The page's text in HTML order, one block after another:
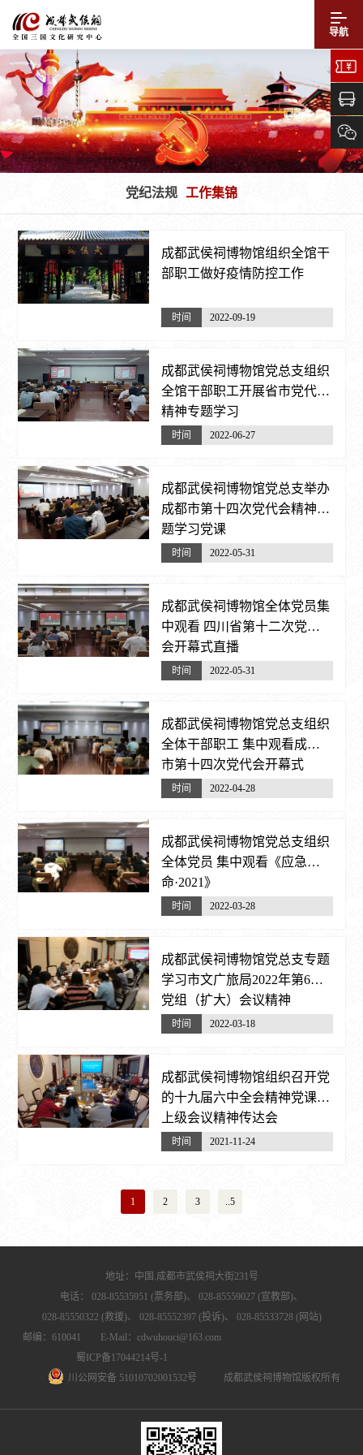
导航
党纪法规 工作集锦
成都武侯祠博物馆组织全馆干
部职工做好疫情防控工作
时间 2022-09-19
成都武侯祠博物馆党总支组织
全馆干部职工开展省市党代会
精神专题学习
时间 2022-06-27
成都武侯祠博物馆党总支举办
成都市第十四次党代会精神专
题学习党课
时间 2022-05-31
成都武侯祠博物馆全体党员集
中观看 四川省第十二次党代
会开幕式直播
时间 2022-05-31
成都武侯祠博物馆党总支组织
全体干部职工 集中观看成都
市第十四次党代会开幕式
时间 2022-04-28
成都武侯祠博物馆党总支组织
全体党员 集中观看《应急使
命·2021》
时间 2022-03-28
成都武侯祠博物馆党总支专题
学习市文广旅局2022年第6次
党组（扩大）会议精神
时间 2022-03-18
成都武侯祠博物馆组织召开党
的十九届六中全会精神党课暨
上级会议精神传达会
时间 2021-11-24
1 2 3 ..5
地址：中国.成都市武侯祠大街231号
电话：
028-85535951 (票务部)、
028-85559027 (宣教部)、
028-85550322 (救援)、
028-85552397 (投诉)、
028-85533728 (网站)
邮编：610041 E-Mail：cdwuhouci@163.com
蜀ICP备17044214号-1
川公网安备 51010702001532号
成都武侯祠博物馆版权所有